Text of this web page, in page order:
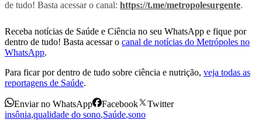
de tudo! Basta acessar o canal: https://t.me/metropolesurgente.
Receba notícias de Saúde e Ciência no seu WhatsApp e fique por
dentro de tudo! Basta acessar o canal de notícias do Metrópoles no
WhatsApp.
Para ficar por dentro de tudo sobre ciência e nutrição, veja todas as
reportagens de Saúde.
Enviar no WhatsApp Facebook
Twitter
insônia,qualidade do sono,Saúde,sono